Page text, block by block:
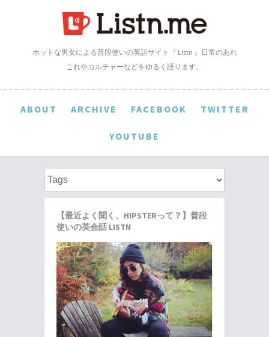
ホットな男女による普段使いの英語サイト『 Listn 』日常のあれ
これやカルチャーなどをゆるく語ります。
ABOUT ARCHIVE FACEBOOK TWITTER
YOUTUBE
【最近よく聞く、HIPSTERって？】普段
使いの英会話 LISTN